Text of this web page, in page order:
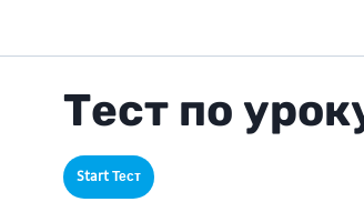
Тест по